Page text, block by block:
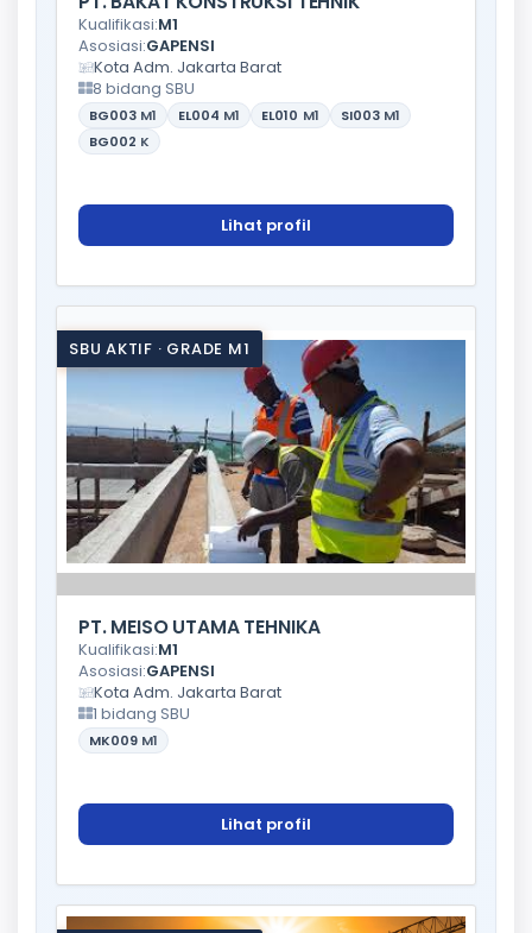
Kualifikasi:M1
Asosiasi:GAPENSI
Kota Adm. Jakarta Barat
8 bidang SBU
BG003 M1 EL004 M1 EL010 M1 SI003 M1
BG002 K
Lihat profil
SBU AKTIF · GRADE M1
PT. MEISO UTAMA TEHNIKA
Kualifikasi:M1
Asosiasi:GAPENSI
Kota Adm. Jakarta Barat
1 bidang SBU
MK009 M1
Lihat profil